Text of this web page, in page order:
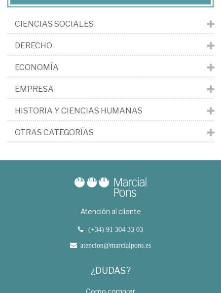
CIENCIAS SOCIALES
DERECHO
ECONOMÍA
EMPRESA
HISTORIA Y CIENCIAS HUMANAS
OTRAS CATEGORÍAS
Atención al cliente
(+34) 91 304 33 03
atencion@marcialpons.es
¿DUDAS?
Como comprar